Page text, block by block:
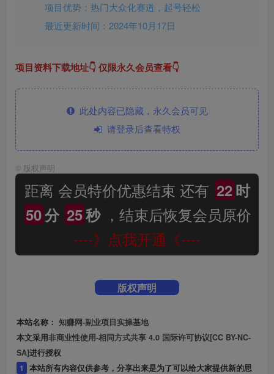
项目优势：热门大众化赛道，起号轻松
最近更新时间：2024年10月17日
项目资料下载地址👇 仅限永久会员查看👇
此处内容已隐藏，永久会员可见
请登录后查看特权
© 版权声明
距离 会员特价优惠结束 还有 22时
50分 25秒，结束后恢复会员原价
----》点我开通《----
版权声明
本站名称： 知赚网-副业项目实操基地
本文采用非商业性使用-相同方式共享 4.0 国际许可协议[CC BY-NC-
SA]进行授权
1
本站所有内容仅供参考，分享出来是为了可以给大家提供新的思